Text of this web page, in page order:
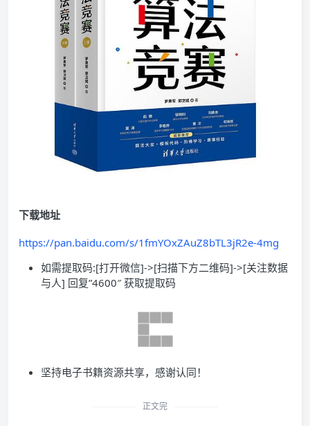
下载地址
https://pan.baidu.com/s/1fmYOxZAuZ8bTL3jR2e-4mg
如需提取码:[打开微信]->[扫描下方二维码]->[关注数据
与人] 回复”4600″ 获取提取码
坚持电子书籍资源共享，感谢认同！
正文完